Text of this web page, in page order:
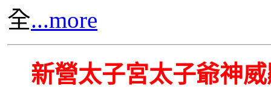
全...more
新營太子宮太子爺神